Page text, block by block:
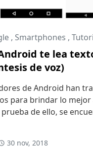
, Smartphones ,
te lea
de voz)
de Android han
para brindar lo mejor
de ello, se
30 nov, 2018